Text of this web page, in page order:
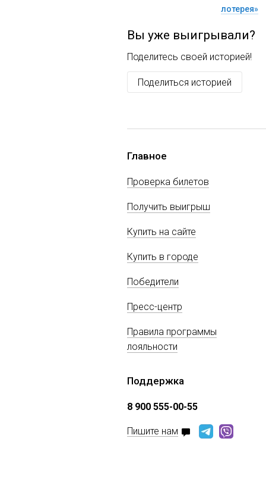
лотерея»
Вы уже выигрывали?
Поделитесь своей историей!
Поделиться историей
Главное
Проверка билетов
Получить выигрыш
Купить на сайте
Купить в городе
Победители
Пресс-центр
Правила программы
лояльности
Поддержка
8 900 555-00-55
Пишите нам